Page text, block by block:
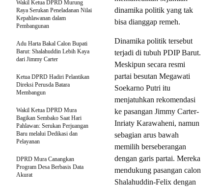
dinamika politik yang tak
bisa dianggap remeh.
Dinamika politik tersebut
terjadi di tubuh PDIP Barut.
Meskipun secara resmi
partai besutan Megawati
Soekarno Putri itu
menjatuhkan rekomendasi
ke pasangan Jimmy Carter-
Inriaty Karawaheni, namun
sebagian arus bawah
memilih berseberangan
dengan garis partai. Mereka
mendukung pasangan calon
Shalahuddin-Felix dengan
Wakil Ketua DPRD Murung
Raya Serukan Peneladanan Nilai
Kepahlawanan dalam
Pembangunan
Adu Harta Bakal Calon Bupati
Barut: Shalahuddin Lebih Kaya
dari Jimmy Carter
Ketua DPRD Hadiri Pelantikan
Direksi Perusda Batara
Membangun
Wakil Ketua DPRD Mura
Bagikan Sembako Saat Hari
Pahlawan: Serukan Perjuangan
Baru melalui Dedikasi dan
Pelayanan
DPRD Mura Canangkan
Program Desa Berbasis Data
Akurat